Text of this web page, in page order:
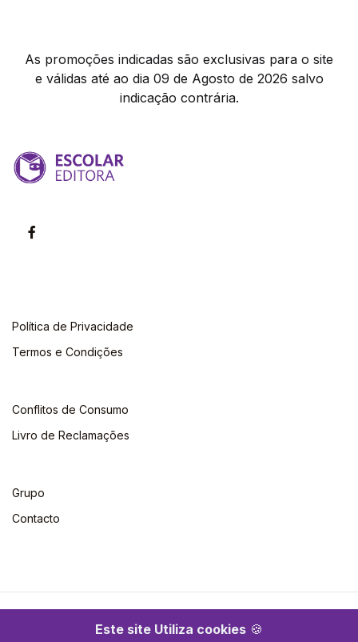
Este site Utiliza cookies 🍪
As promoções indicadas são exclusivas para o site
e válidas até ao dia 09 de Agosto de 2026 salvo
indicação contrária.
Política de Privacidade
Termos e Condições
Conflitos de Consumo
Livro de Reclamações
Grupo
Contacto
©2026 Escolar. Todos os direitos reservados